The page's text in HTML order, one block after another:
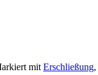
mit Erschließung,